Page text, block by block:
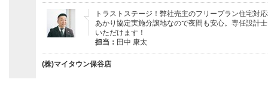
トラストステージ！弊社売主のフリープラン住宅対
あかり協定実施分譲地なので夜間も安心。専任設計
いただけます！
担当： 田中 康太
(株)マイタウン保谷店